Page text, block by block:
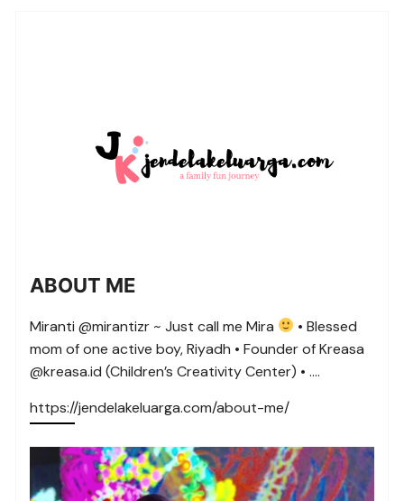
ABOUT ME
Miranti @mirantizr ~ Just call me Mira
• Blessed
mom of one active boy, Riyadh • Founder of Kreasa
@kreasa.id (Children’s Creativity Center) • ….
https://jendelakeluarga.com/about-me/